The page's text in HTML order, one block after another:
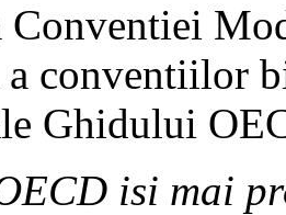
Conventiei
conventiilor
Ghidului
isi mai